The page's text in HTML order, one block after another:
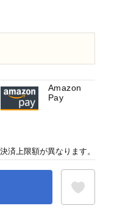
Amazon
Pay
済上限額が異なります。